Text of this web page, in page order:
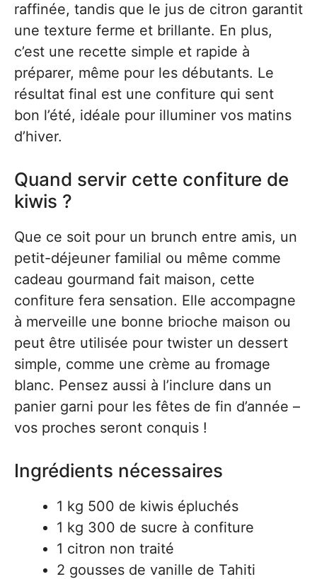
raffinée, tandis que le jus de citron garantit
une texture ferme et brillante. En plus,
c’est une recette simple et rapide à
préparer, même pour les débutants. Le
résultat final est une confiture qui sent
bon l’été, idéale pour illuminer vos matins
d’hiver.
Quand servir cette confiture de
kiwis ?
Que ce soit pour un brunch entre amis, un
petit-déjeuner familial ou même comme
cadeau gourmand fait maison, cette
confiture fera sensation. Elle accompagne
à merveille une bonne brioche maison ou
peut être utilisée pour twister un dessert
simple, comme une crème au fromage
blanc. Pensez aussi à l’inclure dans un
panier garni pour les fêtes de fin d’année –
vos proches seront conquis !
Ingrédients nécessaires
1 kg 500 de kiwis épluchés
1 kg 300 de sucre à confiture
1 citron non traité
2 gousses de vanille de Tahiti